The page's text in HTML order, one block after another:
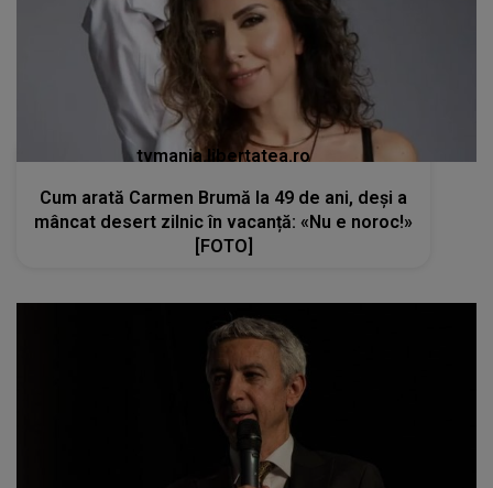
tvmania.libertatea.ro
Cum arată Carmen Brumă la 49 de ani, deși a
mâncat desert zilnic în vacanță: «Nu e noroc!»
[FOTO]